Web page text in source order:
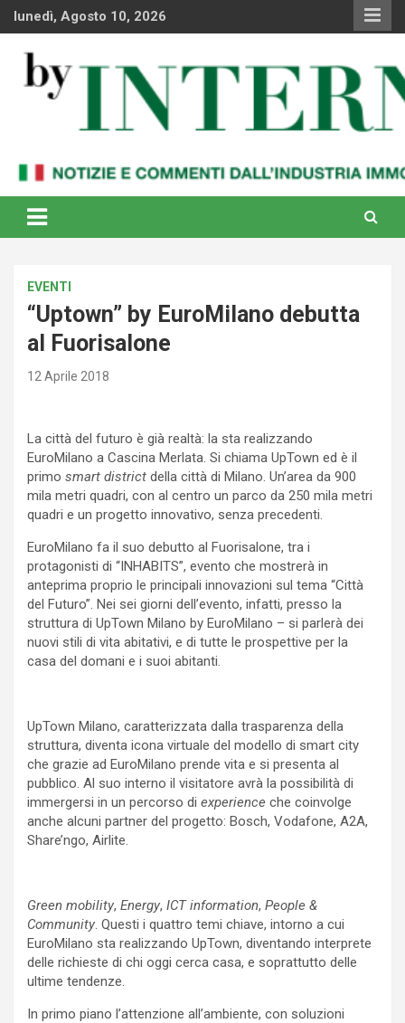
Skiplunedì, Agosto 10, 2026
By Internews
internazionale
EVENTI
“Uptown” by EuroMilano debutta
al Fuorisalone
12 Aprile 2018
La città del futuro è già realtà: la sta realizzando
EuroMilano a Cascina Merlata. Si chiama UpTown ed è il
primo smart district della città di Milano. Un’area da 900
mila metri quadri, con al centro un parco da 250 mila metri
quadri e un progetto innovativo, senza precedenti.
EuroMilano fa il suo debutto al Fuorisalone, tra i
protagonisti di “INHABITS”, evento che mostrerà in
anteprima proprio le principali innovazioni sul tema “Città
del Futuro”. Nei sei giorni dell’evento, infatti, presso la
struttura di UpTown Milano by EuroMilano – si parlerà dei
nuovi stili di vita abitativi, e di tutte le prospettive per la
casa del domani e i suoi abitanti.
UpTown Milano, caratterizzata dalla trasparenza della
struttura, diventa icona virtuale del modello di smart city
che grazie ad EuroMilano prende vita e si presenta al
pubblico. Al suo interno il visitatore avrà la possibilità di
immergersi in un percorso di experience che coinvolge
anche alcuni partner del progetto: Bosch, Vodafone, A2A,
Share’ngo, Airlite.
Green mobility, Energy, ICT information, People &
Community. Questi i quattro temi chiave, intorno a cui
EuroMilano sta realizzando UpTown, diventando interprete
delle richieste di chi oggi cerca casa, e soprattutto delle
ultime tendenze.
In primo piano l’attenzione all’ambiente, con soluzioni